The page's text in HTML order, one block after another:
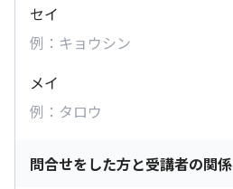
セイ
メイ
問合せをした方と受講者の関係